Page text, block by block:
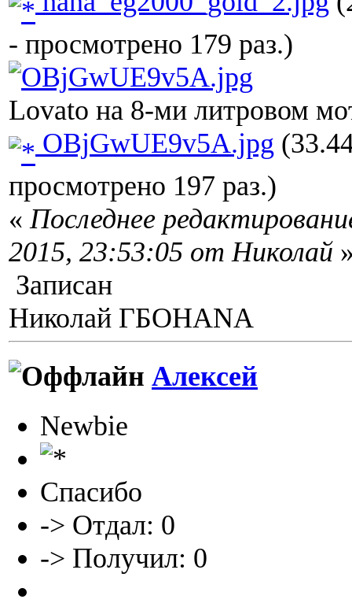
- просмотрено 179 раз.)
Lovato на 8-ми литровом
OBjGwUE9v5A.jpg
просмотрено 197 раз.)
«Последнее
2015, 23:53:05 от Николай
Записан
Николай ГБОHANA
Алексей
Newbie
Спасибо
-> Отдал: 0
-> Получил: 0